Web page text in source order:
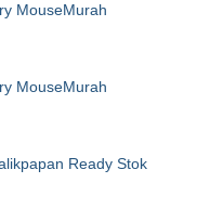
MouseMurah
MouseMurah
Ready Stok